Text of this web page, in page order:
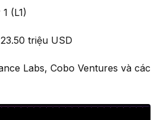
(L1)
triệu USD
Labs, Cobo Ventures và các